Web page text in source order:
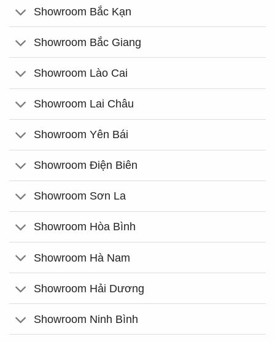
Showroom Bắc Kạn
Showroom Bắc Giang
Showroom Lào Cai
Showroom Lai Châu
Showroom Yên Bái
Showroom Điện Biên
Showroom Sơn La
Showroom Hòa Bình
Showroom Hà Nam
Showroom Hải Dương
Showroom Ninh Bình